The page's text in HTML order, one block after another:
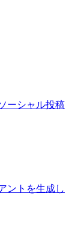
ーシャル投稿
ントを生成し